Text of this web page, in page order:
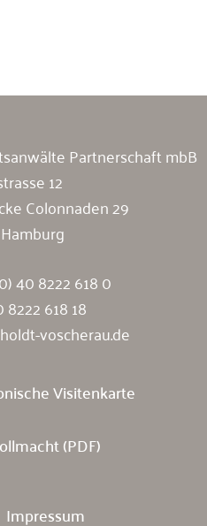
Partnerschaft mbB
12
Colonnaden 29
40 8222 618 0
8222 618 18
voscherau.de
Visitenkarte
(PDF)
Impressum